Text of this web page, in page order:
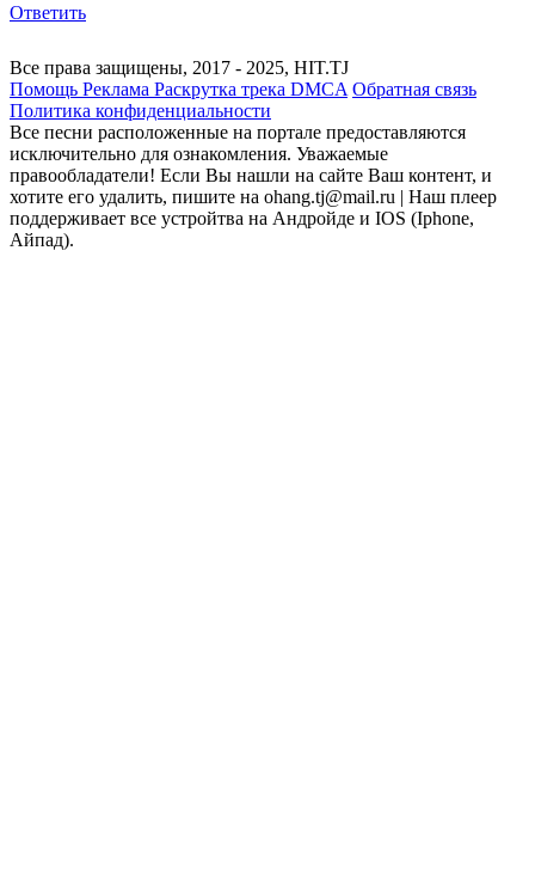
Ответить
Все права защищены, 2017 - 2025, HIT.TJ
Помощь Реклама Раскрутка трека DMCA Обратная связь
Политика конфиденциальности
Все песни расположенные на портале предоставляются
исключительно для ознакомления. Уважаемые
правообладатели! Если Вы нашли на сайте Ваш контент, и
хотите его удалить, пишите на ohang.tj@mail.ru | Наш плеер
поддерживает все устройтва на Андройде и IOS (Iphone,
Айпад).